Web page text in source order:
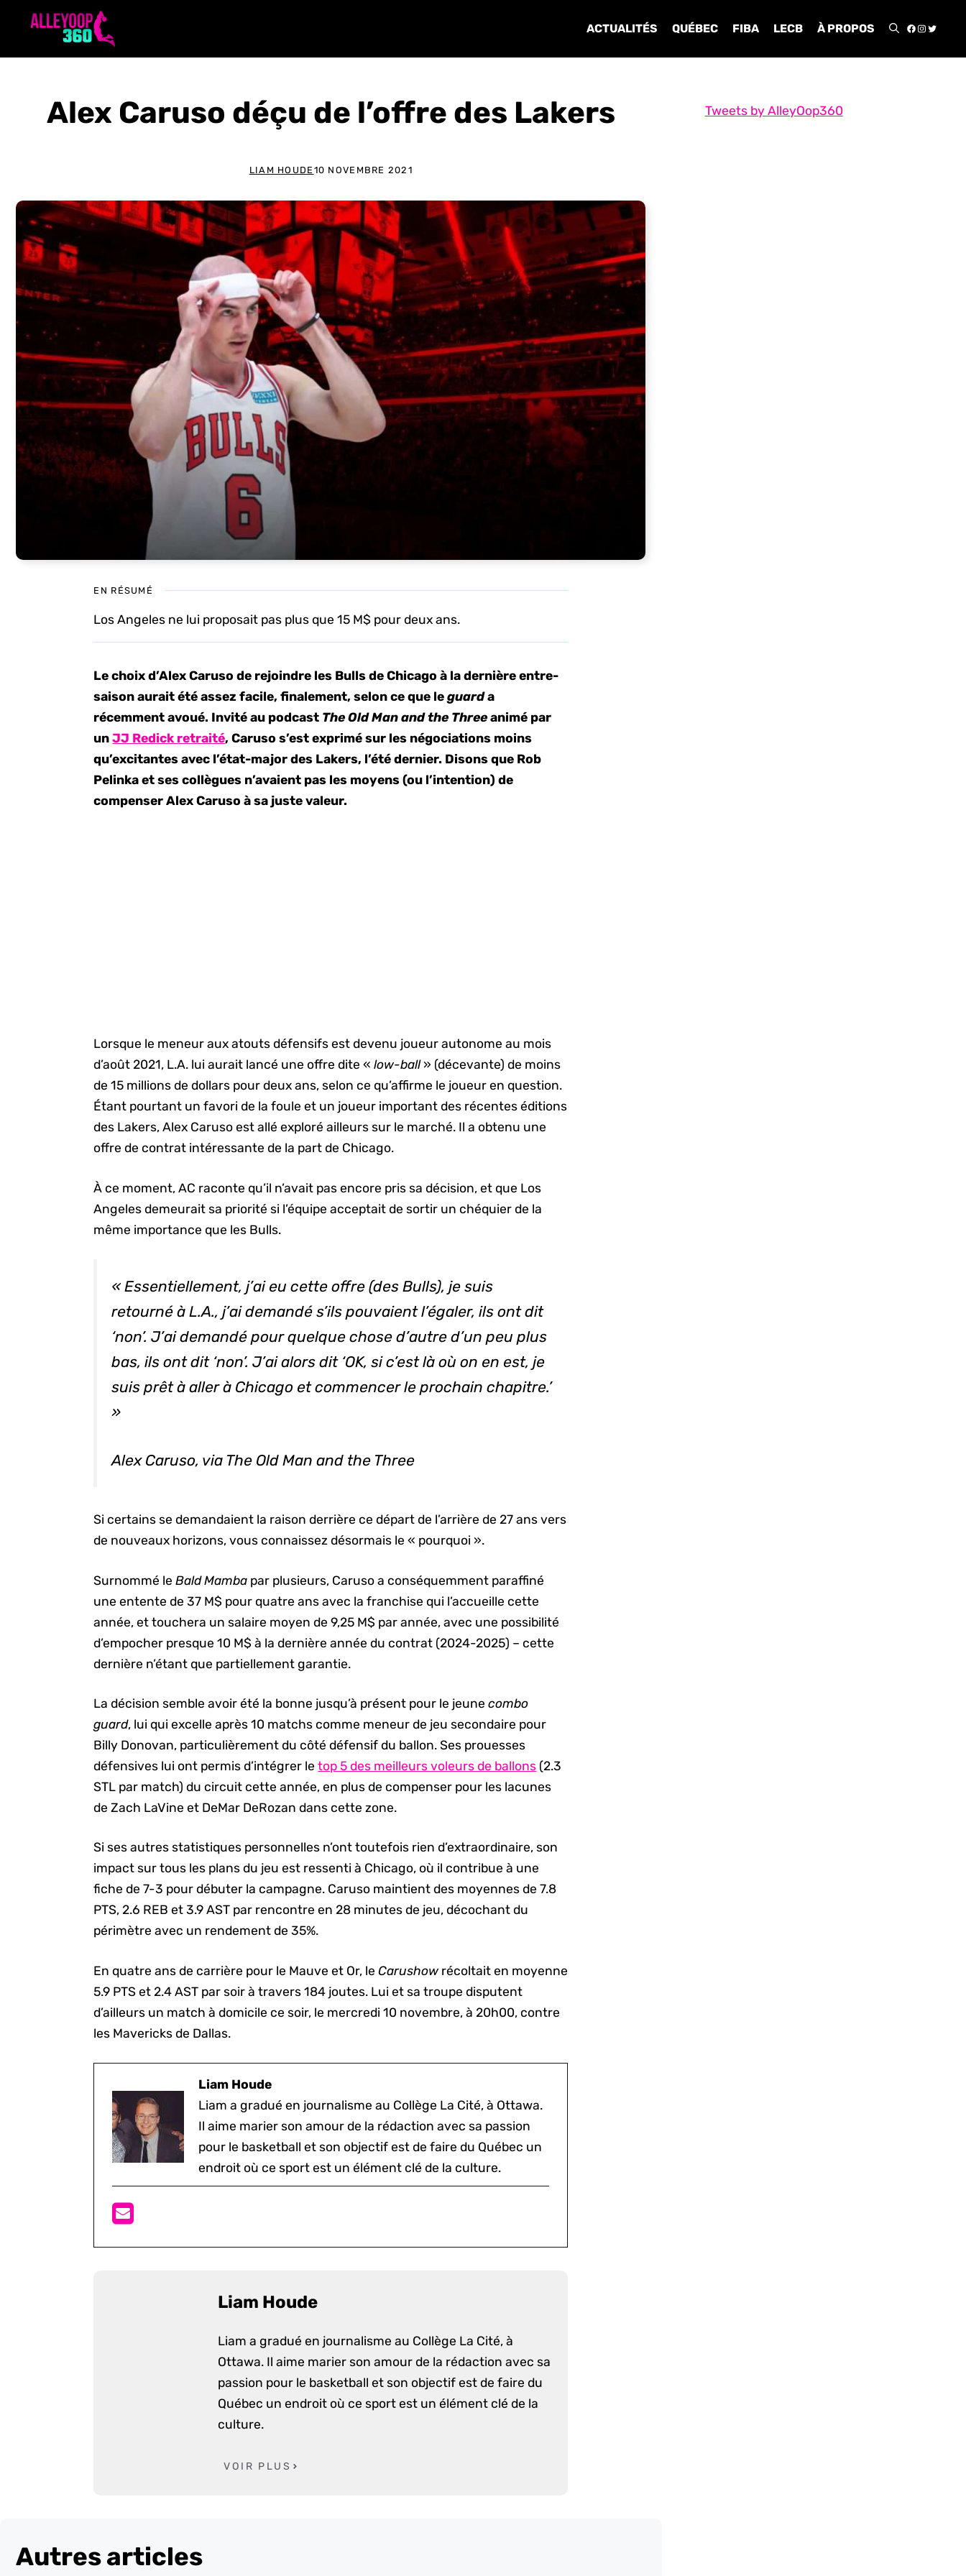
ACTUALITÉS QUÉBEC FIBA LECB À PROPOS
Alex Caruso déçu de l’offre des Lakers
LIAM HOUDE 10 NOVEMBRE 2021
EN RÉSUMÉ
Los Angeles ne lui proposait pas plus que 15 M$ pour deux ans.
Le choix d’Alex Caruso de rejoindre les Bulls de Chicago à la dernière entre-
saison aurait été assez facile, finalement, selon ce que leguarda
récemment avoué. Invité au podcast The Old Man and the Three animé par
unJJ Redick retraité, Caruso s’est exprimé sur les négociations moins
qu’excitantes avec l’état-major des Lakers, l’été dernier. Disons que Rob
Pelinka et ses collègues n’avaient pas les moyens (ou l’intention) de
compenser Alex Caruso à sa juste valeur.
Lorsque le meneur aux atouts défensifs est devenu joueur autonome au mois
d’août 2021, L.A. lui aurait lancé une offre dite «low-ball» (décevante) de moins
de 15 millions de dollars pour deux ans, selon ce qu’affirme le joueur en question.
Étant pourtant un favori de la foule et un joueur important des récentes éditions
des Lakers, Alex Caruso est allé exploré ailleurs sur le marché. Il a obtenu une
offre de contrat intéressante de la part de Chicago.
À ce moment, AC raconte qu’il n’avait pas encore pris sa décision, et que Los
Angeles demeurait sa priorité si l’équipe acceptait de sortir un chéquier de la
même importance que les Bulls.
« Essentiellement, j’ai eu cette offre (des Bulls), je suis
retourné à L.A., j’ai demandé s’ils pouvaient l’égaler, ils ont dit
‘non’. J’ai demandé pour quelque chose d’autre d’un peu plus
bas, ils ont dit ‘non’. J’ai alors dit ‘OK, si c’est là où on en est, je
suis prêt à aller à Chicago et commencer le prochain chapitre.’
»
Alex Caruso, via The Old Man and the Three
Si certains se demandaient la raison derrière ce départ de l’arrière de 27 ans vers
de nouveaux horizons, vous connaissez désormais le « pourquoi ».
Surnommé leBald Mamba par plusieurs, Caruso a conséquemment paraffiné
une entente de 37 M$ pour quatre ans avec la franchise qui l’accueille cette
année, et touchera un salaire moyen de 9,25 M$ par année, avec une possibilité
d’empocher presque 10 M$ à la dernière année du contrat (2024-2025) – cette
dernière n’étant que partiellement garantie.
La décision semble avoir été la bonne jusqu’à présent pour le jeune combo
guard, lui qui excelle après 10 matchs comme meneur de jeu secondaire pour
Billy Donovan, particulièrement du côté défensif du ballon. Ses prouesses
défensives lui ont permis d’intégrer letop 5 des meilleurs voleurs de ballons (2.3
STL par match) du circuit cette année, en plus de compenser pour les lacunes
de Zach LaVine et DeMar DeRozan dans cette zone.
Si ses autres statistiques personnelles n’ont toutefois rien d’extraordinaire, son
impact sur tous les plans du jeu est ressenti à Chicago, où il contribue à une
fiche de 7-3 pour débuter la campagne. Caruso maintient des moyennes de 7.8
PTS, 2.6 REB et 3.9 AST par rencontre en 28 minutes de jeu, décochant du
périmètre avec un rendement de 35%.
En quatre ans de carrière pour le Mauve et Or, leCarushow récoltait en moyenne
5.9 PTS et 2.4 AST par soir à travers 184 joutes. Lui et sa troupe disputent
d’ailleurs un match à domicile ce soir, le mercredi 10 novembre, à 20h00, contre
les Mavericks de Dallas.
Liam Houde
Liam a gradué en journalisme au Collège La Cité, à Ottawa.
Il aime marier son amour de la rédaction avec sa passion
pour le basketball et son objectif est de faire du Québec un
endroit où ce sport est un élément clé de la culture.
Liam Houde
Liam a gradué en journalisme au Collège La Cité, à
Ottawa. Il aime marier son amour de la rédaction avec sa
passion pour le basketball et son objectif est de faire du
Québec un endroit où ce sport est un élément clé de la
culture.
VOIR PLUS
Autres articles
Tweets by AlleyOop360